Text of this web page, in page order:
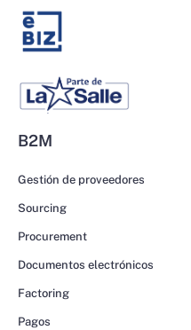
B2M
Gestión de proveedores
Sourcing
Procurement
Documentos electrónicos
Factoring
Pagos